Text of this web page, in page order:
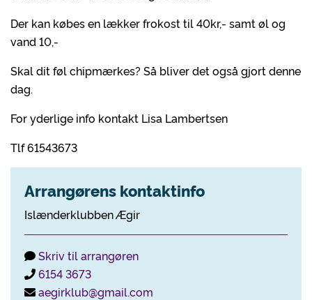
Der kan købes en lækker frokost til 40kr,- samt øl og
vand 10,-
Skal dit føl chipmærkes? Så bliver det også gjort denne
dag.
For yderlige info kontakt Lisa Lambertsen
Tlf 61543673
Arrangørens kontaktinfo
Islænderklubben Ægir
Skriv til arrangøren
6154 3673
aegirklub@gmail.com